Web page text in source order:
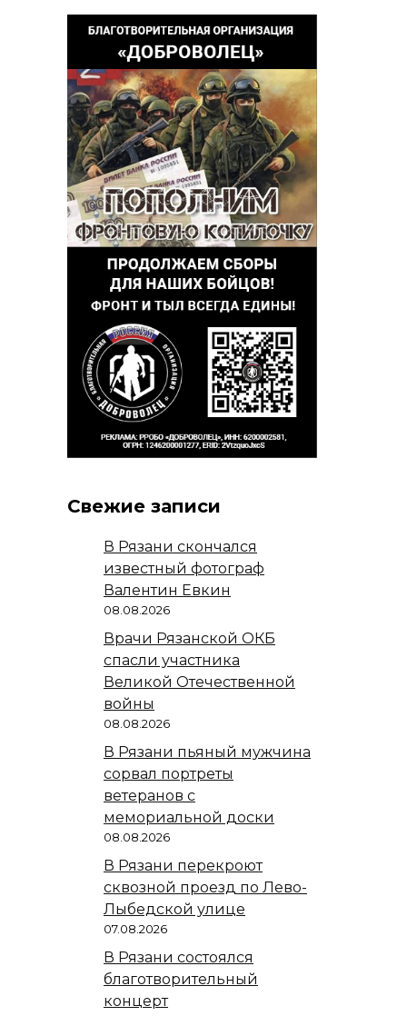
Свежие записи
В Рязани скончался
известный фотограф
Валентин Евкин
08.08.2026
Врачи Рязанской ОКБ
спасли участника
Великой Отечественной
войны
08.08.2026
В Рязани пьяный мужчина
сорвал портреты
ветеранов с
мемориальной доски
08.08.2026
В Рязани перекроют
сквозной проезд по Лево-
Лыбедской улице
07.08.2026
В Рязани состоялся
благотворительный
концерт